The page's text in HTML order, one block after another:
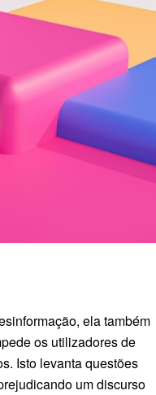
ela também
os utilizadores de
Isto levanta questões
um discurso